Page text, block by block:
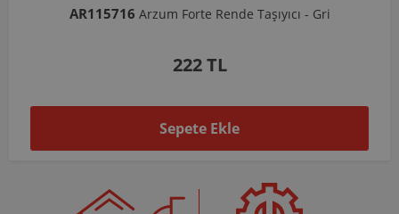
Rende Taşıyıcı - Gri AR103206Arzum Shake'N Take